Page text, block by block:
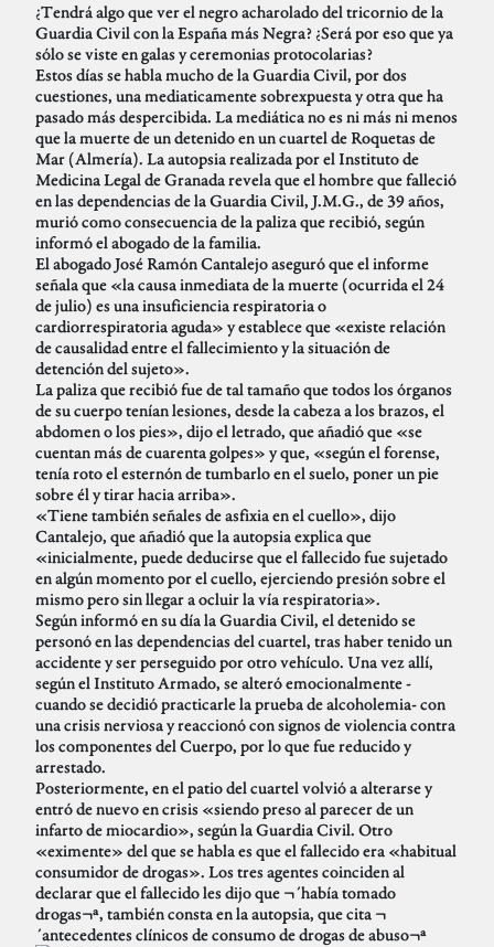
¿Tendrá algo que ver el negro acharolado del tricornio de la
Guardia Civil con la España más Negra? ¿Será por eso que ya
sólo se viste en galas y ceremonias protocolarias?
Estos días se habla mucho de la Guardia Civil, por dos
cuestiones, una mediaticamente sobrexpuesta y otra que ha
pasado más despercibida. La mediática no es ni más ni menos
que la muerte de un detenido en un cuartel de Roquetas de
Mar (Almería). La autopsia realizada por el Instituto de
Medicina Legal de Granada revela que el hombre que falleció
en las dependencias de la Guardia Civil, J.M.G., de 39 años,
murió como consecuencia de la paliza que recibió, según
informó el abogado de la familia.
El abogado José Ramón Cantalejo aseguró que el informe
señala que «la causa inmediata de la muerte (ocurrida el 24
de julio) es una insuficiencia respiratoria o
cardiorrespiratoria aguda» y establece que «existe relación
de causalidad entre el fallecimiento y la situación de
detención del sujeto».
La paliza que recibió fue de tal tamaño que todos los órganos
de su cuerpo tenían lesiones, desde la cabeza a los brazos, el
abdomen o los pies», dijo el letrado, que añadió que «se
cuentan más de cuarenta golpes» y que, «según el forense,
tenía roto el esternón de tumbarlo en el suelo, poner un pie
sobre él y tirar hacia arriba».
«Tiene también señales de asfixia en el cuello», dijo
Cantalejo, que añadió que la autopsia explica que
«inicialmente, puede deducirse que el fallecido fue sujetado
en algún momento por el cuello, ejerciendo presión sobre el
mismo pero sin llegar a ocluir la vía respiratoria».
Según informó en su día la Guardia Civil, el detenido se
personó en las dependencias del cuartel, tras haber tenido un
accidente y ser perseguido por otro vehículo. Una vez allí,
según el Instituto Armado, se alteró emocionalmente -
cuando se decidió practicarle la prueba de alcoholemia- con
una crisis nerviosa y reaccionó con signos de violencia contra
los componentes del Cuerpo, por lo que fue reducido y
arrestado.
Posteriormente, en el patio del cuartel volvió a alterarse y
entró de nuevo en crisis «siendo preso al parecer de un
infarto de miocardio», según la Guardia Civil. Otro
«eximente» del que se habla es que el fallecido era «habitual
consumidor de drogas». Los tres agentes coinciden al
declarar que el fallecido les dijo que ¬´había tomado
drogas¬ª, también consta en la autopsia, que cita ¬
´antecedentes clínicos de consumo de drogas de abuso¬ª